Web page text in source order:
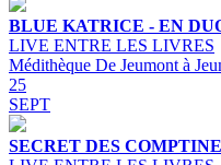
BLUE KATRICE - EN
LIVE ENTRE LES LIVRES
Médithèque De Jeumont à
25
SEPT
SECRET DES